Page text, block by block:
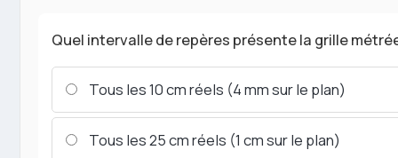
Quel intervalle de repères présente la grille
Tous les 10 cm réels (4 mm sur le plan)
Tous les 25 cm réels (1 cm sur le plan)